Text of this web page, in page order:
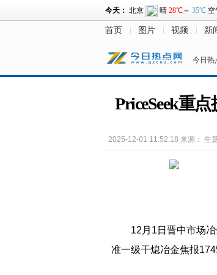
首页 图片 视频 新
今日热
PriceSeek重
2025-12-01 11:52:18 来源： 生
12月1日晋中市场
准一级干熄冶金焦报